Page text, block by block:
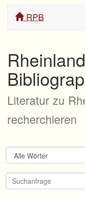
RPB
Literatur zu
recherchieren